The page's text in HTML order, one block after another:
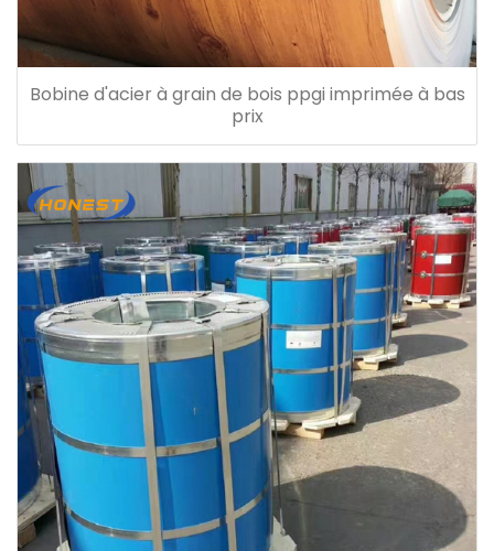
Bobine d'acier à grain de bois ppgi imprimée à bas
prix